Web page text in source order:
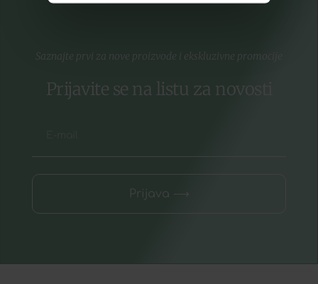
Saznajte prvi za nove proizvode i ekskluzivne promocije
Prijavite se na listu za novosti
Prijava ⟶